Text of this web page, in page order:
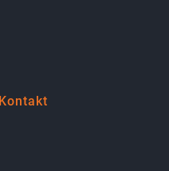
Kontakt